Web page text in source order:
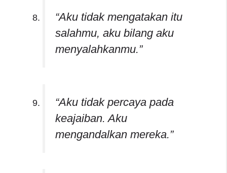
“Aku tidak mengatakan itu
salahmu, aku bilang aku
menyalahkanmu.”
“Aku tidak percaya pada
keajaiban. Aku
mengandalkan mereka.”